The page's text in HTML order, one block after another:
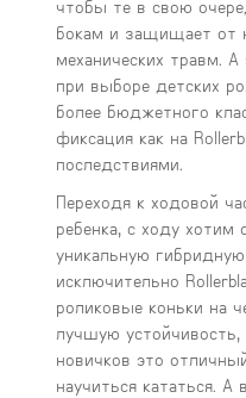
чтобы те в свою
бокам и защищает от
механических травм.
при выборе детских
более бюджетного
фиксация как на
последствиями.
Переходя к ходовой
ребенка, с ходу
уникальную
исключительно
роликовые коньки на
лучшую
новичков это
научиться кататься.